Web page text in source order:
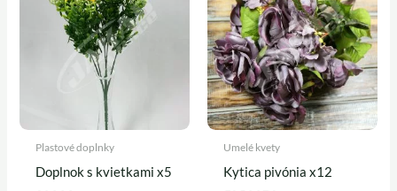
Plastové doplnky
Doplnok s kvietkami x5
Umelé kvety
Kytica pivónia x12
5,60 €.4,90 €.